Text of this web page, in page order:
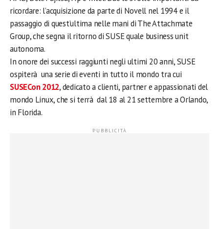
ricordare: l’acquisizione da parte di Novell nel 1994 e il
passaggio di quest’ultima nelle mani di The Attachmate
Group, che segna il ritorno di SUSE quale business unit
autonoma.
In onore dei successi raggiunti negli ultimi 20 anni, SUSE
ospiterà una serie di eventi in tutto il mondo tra cui
SUSECon 2012, dedicato a clienti, partner e appassionati del
mondo Linux, che si terrà dal 18 al 21 settembre a Orlando,
in Florida.